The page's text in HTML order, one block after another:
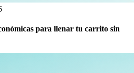
para llenar tu carrito sin